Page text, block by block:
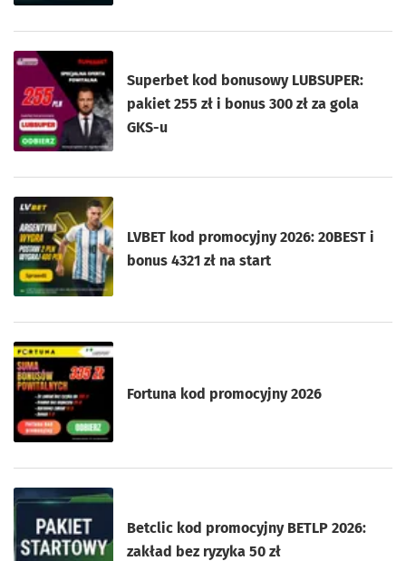
Superbet kod bonusowy LUBSUPER:
pakiet 255 zł i bonus 300 zł za gola
GKS-u
LVBET kod promocyjny 2026: 20BEST i
bonus 4321 zł na start
Fortuna kod promocyjny 2026
Betclic kod promocyjny BETLP 2026:
zakład bez ryzyka 50 zł